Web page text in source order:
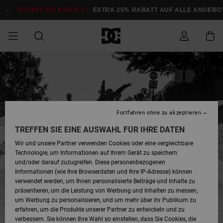
DOPPELTER RABATT*: EXTRA 25% RABATT AUF ALLE ANGEBOTE
DOPPELTER
RABATT
SALE MÄNNER Schuhe
Accessoires
SALE SNOW
T-Shirts
Jacken &
SALE FRAUEN
Schuhe
SALE KINDER
Sale Schuhe
Sale
Sale Snow
Jacken &
Hoodies &
ESSENTIALS Stag
Lynx
Pure
Net
Alle ansehen
HIGHLIGHTS
Astrix
DC Command
Manteca
Construct
Ascend
SCHUHE
Neue
Sneakers
Sandalen
Winterschuhe
Snowboard
BEKLEIDUNG
Neue
T-shirts
Hemden
Jeans
Jacken &
ACCESSOIRES
Caps & Hüte
Taschen &
Rucksäcke
FRAUEN
ESSENTIALS Chelsea
Alle ansehen
HIGHLIGHTS
Pixie
DC Command
Manteca
Best Sellers
SCHUHE
Neue
Skate
Sandalen
Snowboard
Unisex
KLEIDUNG
Schneejacken
Alle ansehen
KINDER
ESSENTIALS Court Graffik
Stag
SCHUHE
Neue
Babyschuhe
Sneakers
Alle ansehen
BEKLEIDUNG
Neue
Sweatshirts &
Hoodies
Hemden
ACCESSOIRES
Hüte & Caps
Taschen
Alle ansehen
SKATE
SKATE SHOP Skaterschuhe
COMMUNITY
Team
SNOW SHOP FÜR
Schneejacken
Snowboard
Winterschuhe
Polarfleece &
Softshells
FRAUEN
Snowboard
Alle ansehen
SNOW SHOP FÜR
KINDER
Snowboard
Mützen
Alle ansehen
zugreifen
Versand
Retouren
Bezahlung
Geschenkkarte
TREFFEN SIE EINE AUSWAHL FÜR IHRE DATEN
Wir und unsere Partner verwenden Cookies oder eine vergleichbare
Technologie, um Informationen auf Ihrem Gerät zu speichern
und/oder darauf zuzugreifen. Diese personenbezogenen
Informationen (wie Ihre Browserdaten und Ihre IP-Adresse) können
verwendet werden, um Ihnen personalisierte Beiträge und Inhalte zu
präsentieren, um die Leistung von Werbung und Inhalten zu messen,
um Werbung zu personalisieren, und um mehr über ihr Publikum zu
erfahren, um die Produkte unserer Partner zu entwickeln und zu
verbessern. Sie können Ihre Wahl so einstellen, dass Sie Cookies, die
Fortfahren ohne zu akzeptieren